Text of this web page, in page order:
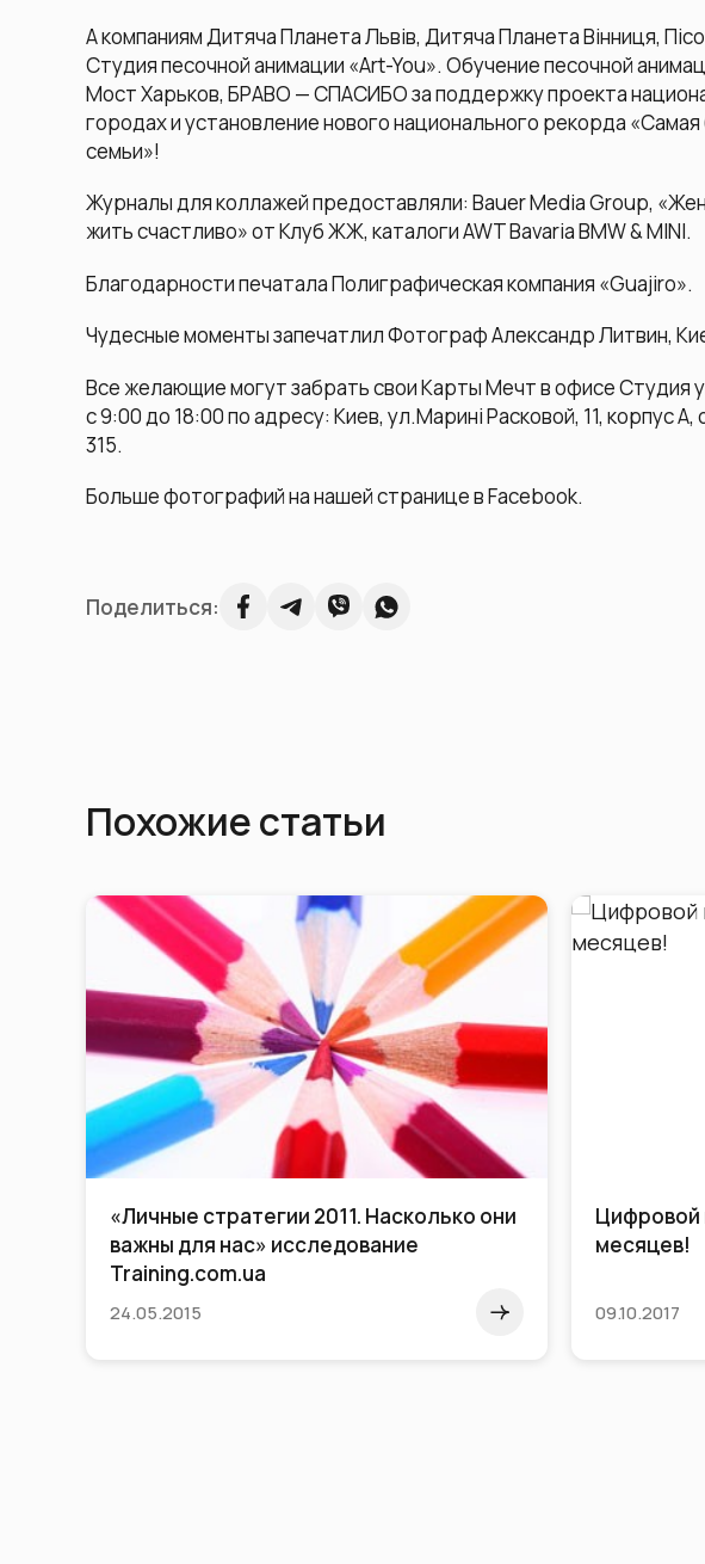
А компаниям Дитяча Планета Львів, Дитяча Планета Вінниця,
Студия песочной анимации «Art-You». Обучение песочной
Мост Харьков, БРАВО — СПАСИБО за поддержку проекта
городах и установление нового национального рекорда
семьи»!
Журналы для коллажей предоставляли: Bauer Media Group,
жить счастливо» от Клуб ЖЖ, каталоги AWT Bavaria BMW & MINI.
Благодарности печатала Полиграфическая компания «Guajiro».
Чудесные моменты запечатлил Фотограф Александр Литвин,
Все желающие могут забрать свои Карты Мечт в офисе Студия
с 9:00 до 18:00 по адресу: Киев, ул.Марині Расковой, 11, корпус
315.
Больше фотографий на нашей странице в Facebook.
Поделиться:
Похожие статьи
«Личные стратегии 2011. Насколько они
важны для нас» исследование
Training.com.ua
24.05.2015
Цифровой
месяцев!
09.10.2017